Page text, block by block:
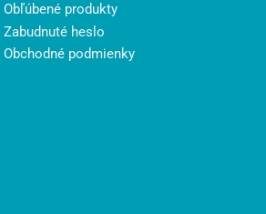
Obľúbené produkty
Zabudnuté heslo
Obchodné podmienky